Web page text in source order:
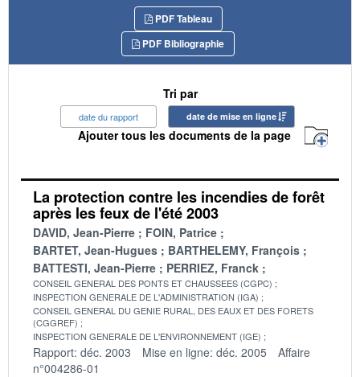
PDF Tableau
PDF Bibliographie
Tri par
date du rapport date de mise en ligne
Ajouter tous les documents de la page
La protection contre les incendies de forêt
après les feux de l'été 2003
DAVID, Jean-Pierre
FOIN, Patrice
BARTET, Jean-Hugues
BARTHELEMY, François
BATTESTI, Jean-Pierre
PERRIEZ, Franck
CONSEIL GENERAL DES PONTS ET CHAUSSEES (CGPC)
INSPECTION GENERALE DE L'ADMINISTRATION (IGA)
CONSEIL GENERAL DU GENIE RURAL, DES EAUX ET DES FORETS
(CGGREF)
INSPECTION GENERALE DE L'ENVIRONNEMENT (IGE)
Rapport: déc. 2003 Mise en ligne: déc. 2005
Affaire
n°004286-01